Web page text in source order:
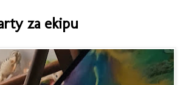
za ekipu